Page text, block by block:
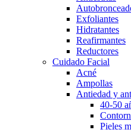
Exfoliantes
Hidratantes
Reafirmantes
Reductores
Cuidado Facial
Acné
Ampollas
Antiedad y
40-50
Pieles